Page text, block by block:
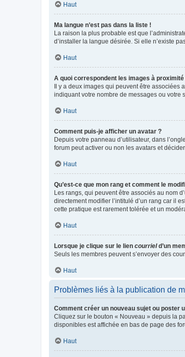
Haut
Ma langue n’est pas dans la liste !
La raison la plus probable est que
d’installer la langue désirée. Si elle n’existe
Haut
A quoi correspondent les images à proximité
Il y a deux images qui peuvent être associées
indiquant votre nombre de messages ou votre
Haut
Comment puis-je afficher un avatar ?
Depuis votre panneau d’utilisateur, dans
forum peut activer ou non les avatars et
Haut
Qu’est-ce que mon rang et comment le
Les rangs, qui peuvent être associés au nom
directement modifier l’intitulé d’un rang car il
cette pratique est rarement tolérée et un
Haut
Lorsque je clique sur le lien courrield’un
Seuls les membres peuvent s’envoyer des
Haut
Problèmes liés à la publication de
Comment créer un nouveau sujet ou poster
Cliquez sur le bouton « Nouveau » depuis la
disponibles est affichée en bas de page des
Haut